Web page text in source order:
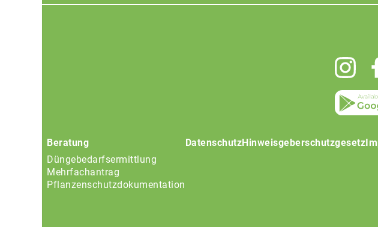
Beratung
Düngebedarfsermittlung
Mehrfachantrag
Pflanzenschutzdokumentation
DatenschutzHinweisgeberschutzgesetz